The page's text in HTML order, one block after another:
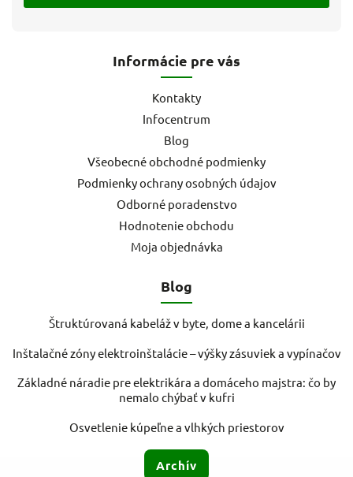
Informácie pre vás
Kontakty
Infocentrum
Blog
Všeobecné obchodné podmienky
Podmienky ochrany osobných údajov
Odborné poradenstvo
Hodnotenie obchodu
Moja objednávka
Blog
Štruktúrovaná kabeláž v byte, dome a kancelárii
Inštalačné zóny elektroinštalácie – výšky zásuviek a vypínačov
Základné náradie pre elektrikára a domáceho majstra: čo by
nemalo chýbať v kufri
Osvetlenie kúpeľne a vlhkých priestorov
Archív